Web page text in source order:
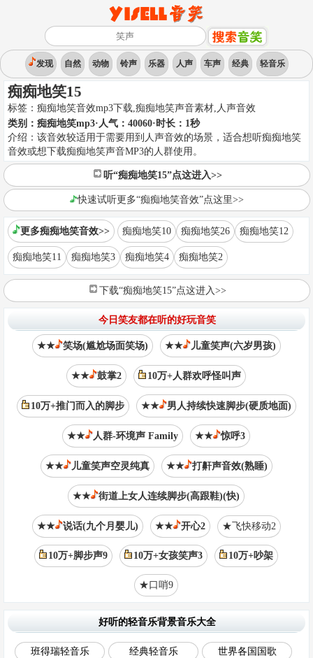
发现 自然 动物 铃声 乐器 人声 车声 经典 轻音乐
痴痴地笑15
标签： 痴痴地笑音效mp3下载,痴痴地笑声音素材, 人声音效
类别： 痴痴地笑mp3·人气：40060·时长： 1秒
介绍： 该音效较适用于需要用到人声音效的场景，适合想听痴痴地笑
音效或想下载痴痴地笑声音MP3的人群使用。
听“痴痴地笑15”点这进入>>
快速试听更多“痴痴地笑音效”点这里>>
更多痴痴地笑音效>> 痴痴地笑10 痴痴地笑26 痴痴地笑12
痴痴地笑11 痴痴地笑3 痴痴地笑4 痴痴地笑2
下载“痴痴地笑15”点这进入>>
今日笑友都在听的好玩音笑
★★ 笑场(尴尬场面笑场) ★★ 儿童笑声(六岁男孩)
★★ 鼓掌2 10万+人群欢呼怪叫声
10万+推门而入的脚步 ★★ 男人持续快速脚步(硬质地面)
★★ 人群-环境声 Family ★★ 惊呼3
★★ 儿童笑声空灵纯真 ★★ 打鼾声音效(熟睡)
★★ 街道上女人连续脚步(高跟鞋)(快)
★★ 说话(九个月婴儿) ★★ 开心2 ★飞快移动2
10万+脚步声9 10万+女孩笑声3 10万+吵架
★口哨9
好听的轻音乐背景音乐大全
班得瑞轻音乐 经典轻音乐 世界各国国歌